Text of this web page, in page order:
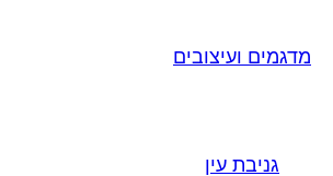
מדגמים ועיצובים
גניבת עין